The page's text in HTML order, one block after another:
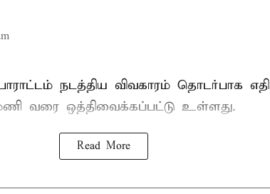
நடத்திய விவகாரம் தொடர்பாக
வரை ஒத்திவைக்கப்பட்டு உள்ளது.
Read More